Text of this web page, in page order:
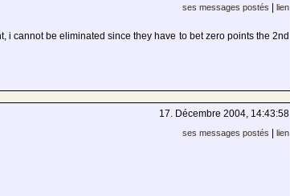
ses messages postés
lien
i cannot be eliminated since they have to bet zero points the 2nd
17. Décembre 2004, 14:43:58
ses messages postés
lien